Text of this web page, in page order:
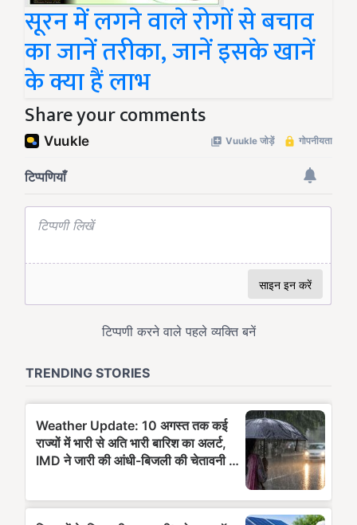
सूरन में लगने वाले रोगों से बचाव
का जानें तरीका, जानें इसके खानें
के क्या हैं लाभ
Share your comments